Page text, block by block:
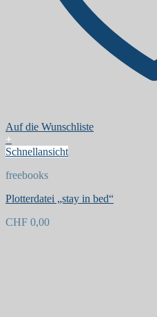
Auf die Wunschliste
+
Schnellansicht
freebooks
Plotterdatei „stay in bed“
CHF 0,00